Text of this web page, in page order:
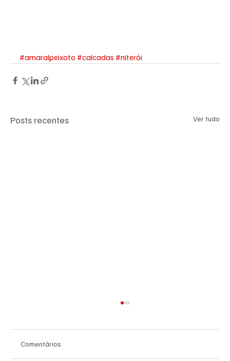
#amaralpeixoto #calcadas #niterói
Posts recentes Ver tudo
Comentários